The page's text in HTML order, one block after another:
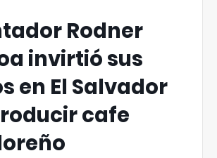
Rodner
invirtió sus
en El Salvador
cafe